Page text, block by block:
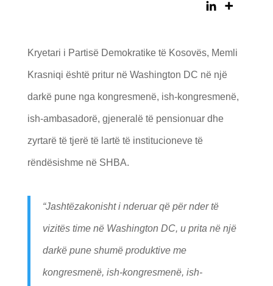
Kryetari i Partisë Demokratike të Kosovës, Memli
Krasniqi është pritur në Washington DC në një
darkë pune nga kongresmenë, ish-kongresmenë,
ish-ambasadorë, gjeneralë të pensionuar dhe
zyrtarë të tjerë të lartë të institucioneve të
rëndësishme në SHBA.
“Jashtëzakonisht i nderuar që për nder të
vizitës time në Washington DC, u prita në një
darkë pune shumë produktive me
kongresmenë, ish-kongresmenë, ish-